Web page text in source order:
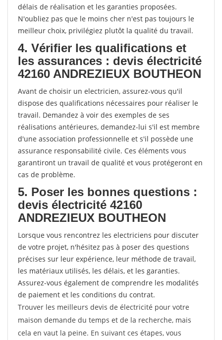
délais de réalisation et les garanties proposées.
N'oubliez pas que le moins cher n'est pas toujours le
meilleur choix, privilégiez plutôt la qualité du travail.
4. Vérifier les qualifications et
les assurances : devis électricité
42160 ANDREZIEUX BOUTHEON
Avant de choisir un electricien, assurez-vous qu'il
dispose des qualifications nécessaires pour réaliser le
travail. Demandez à voir des exemples de ses
réalisations antérieures, demandez-lui s'il est membre
d'une association professionnelle et s'il possède une
assurance responsabilité civile. Ces éléments vous
garantiront un travail de qualité et vous protégeront en
cas de problème.
5. Poser les bonnes questions :
devis électricité 42160
ANDREZIEUX BOUTHEON
Lorsque vous rencontrez les electriciens pour discuter
de votre projet, n'hésitez pas à poser des questions
précises sur leur expérience, leur méthode de travail,
les matériaux utilisés, les délais, et les garanties.
Assurez-vous également de comprendre les modalités
de paiement et les conditions du contrat.
Trouver les meilleurs devis de électricité pour votre
maison demande du temps et de la recherche, mais
cela en vaut la peine. En suivant ces étapes, vous